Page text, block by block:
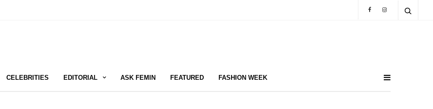
CELEBRITIES EDITORIAL ASK FEMIN FEATURED FASHION WEEK